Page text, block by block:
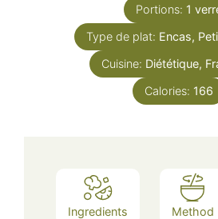
Portions: 1
Type de plat: Encas,
Cuisine: Diététique,
Calories: 166
Ingredients Method